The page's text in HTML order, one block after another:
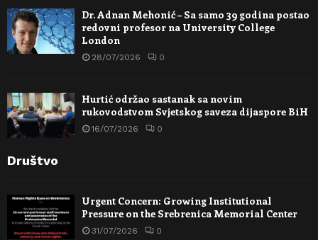
Dr. Adnan Mehonić – Sa samo 39 godina postao
redovni profesor na University College
London
28/07/2026 0
Hurtić održao sastanak sa novim
rukovodstvom Svjetskog saveza dijaspore BiH
16/07/2026 0
Društvo
Urgent Concern: Growing Institutional
Pressure on the Srebrenica Memorial Center
31/07/2026 0